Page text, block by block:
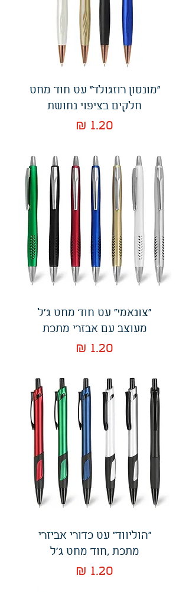
"מונסון רוזגולד" עט חוד מחט
חלקים בציפוי נחושת
מחיר
"צונאמי" עט חוד מחט ג'ל
מעוצב עם אבזרי מתכת
מחיר
"הוליווד" עט כדורי אביזרי
מתכת ,חוד מחט ג'ל
מחיר